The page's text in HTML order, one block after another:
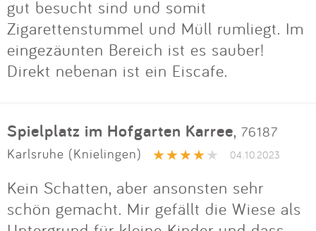
gut besucht sind und somit
Zigarettenstummel und Müll rumliegt. Im
eingezäunten Bereich ist es sauber!
Direkt nebenan ist ein Eiscafe.
Spielplatz im Hofgarten Karree, 76187
Karlsruhe (Knielingen)
04.10.2023
Kein Schatten, aber ansonsten sehr
schön gemacht. Mir gefällt die Wiese als